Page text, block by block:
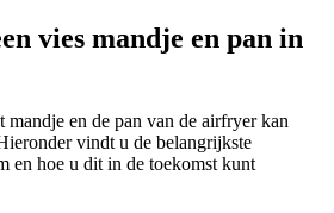
vies mandje en pan in
mandje en de pan van de airfryer kan
vindt u de belangrijkste
en hoe u dit in de toekomst kunt